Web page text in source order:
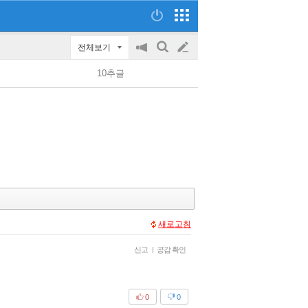
전체보기
공
on/off
검
글
쓰
10추글
새로고침
신고 | 공감 확인
0
0